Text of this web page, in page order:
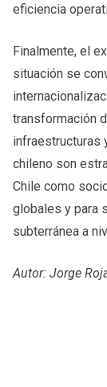
eficiencia
Finalmente, el
situación se
transformación
infraestructuras
chileno son
Chile como
globales y para
subterránea a
Autor: Jorge